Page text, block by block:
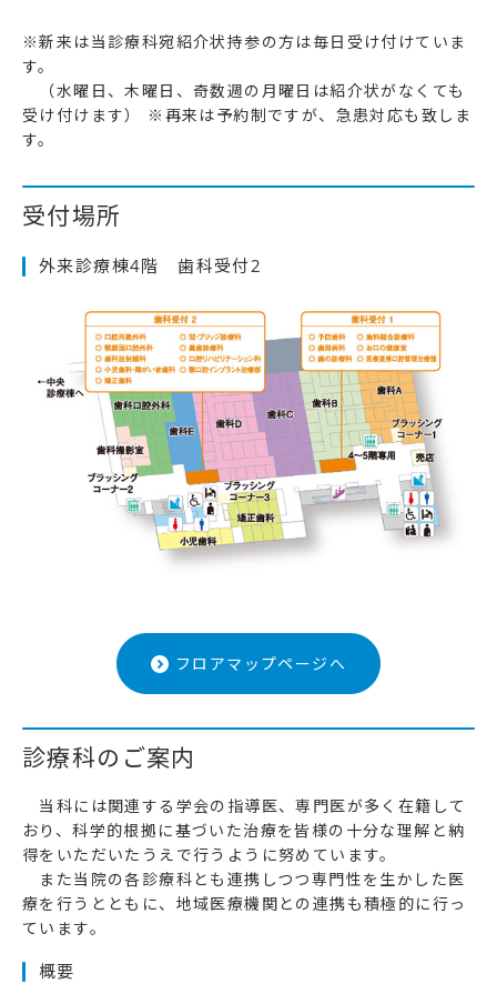
※新来は当診療科宛紹介状持参の方は毎日受け付けていま
す。
（水曜日、木曜日、奇数週の月曜日は紹介状がなくても
受け付けます） ※再来は予約制ですが、急患対応も致しま
す。
受付場所
外来診療棟4階 歯科受付2
フロアマップページへ
診療科のご案内
当科には関連する学会の指導医、専門医が多く在籍して
おり、科学的根拠に基づいた治療を皆様の十分な理解と納
得をいただいたうえで行うように努めています。
また当院の各診療科とも連携しつつ専門性を生かした医
療を行うとともに、地域医療機関との連携も積極的に行っ
ています。
概要